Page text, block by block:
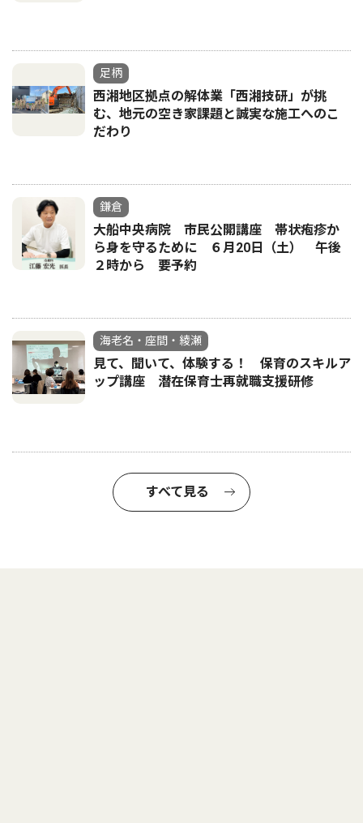
足柄
西湘地区拠点の解体業「西湘技研」が挑
む、地元の空き家課題と誠実な施工へのこ
だわり
鎌倉
大船中央病院 市民公開講座 帯状疱疹か
ら身を守るために ６月20日（土） 午後
２時から 要予約
海老名・座間・綾瀬
見て、聞いて、体験する！ 保育のスキルア
ップ講座 潜在保育士再就職支援研修
すべて見る